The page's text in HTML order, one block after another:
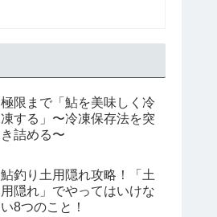
極限まで「鮎を美味しく冷
凍する」〜冷凍保存法を突
き詰める〜
鮎釣り土用隠れ攻略！「土
用隠れ」でやってはいけな
い8つのこと！